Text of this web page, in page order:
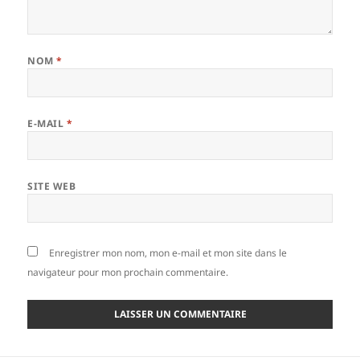
NOM*
E-MAIL *
SITE WEB
Enregistrer mon nom, mon e-mail et mon site dans le
navigateur pour mon prochain commentaire.